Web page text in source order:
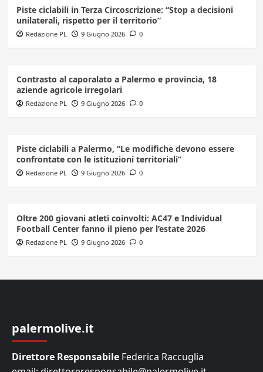
Piste ciclabili in Terza Circoscrizione: “Stop a decisioni
unilaterali, rispetto per il territorio”
Redazione PL 9 Giugno 2026 0
Contrasto al caporalato a Palermo e provincia, 18
aziende agricole irregolari
Redazione PL 9 Giugno 2026 0
Piste ciclabili a Palermo, “Le modifiche devono essere
confrontate con le istituzioni territoriali”
Redazione PL 9 Giugno 2026 0
Oltre 200 giovani atleti coinvolti: AC47 e Individual
Football Center fanno il pieno per l’estate 2026
Redazione PL 9 Giugno 2026 0
palermolive.it
Direttore Responsabile Federica Raccuglia